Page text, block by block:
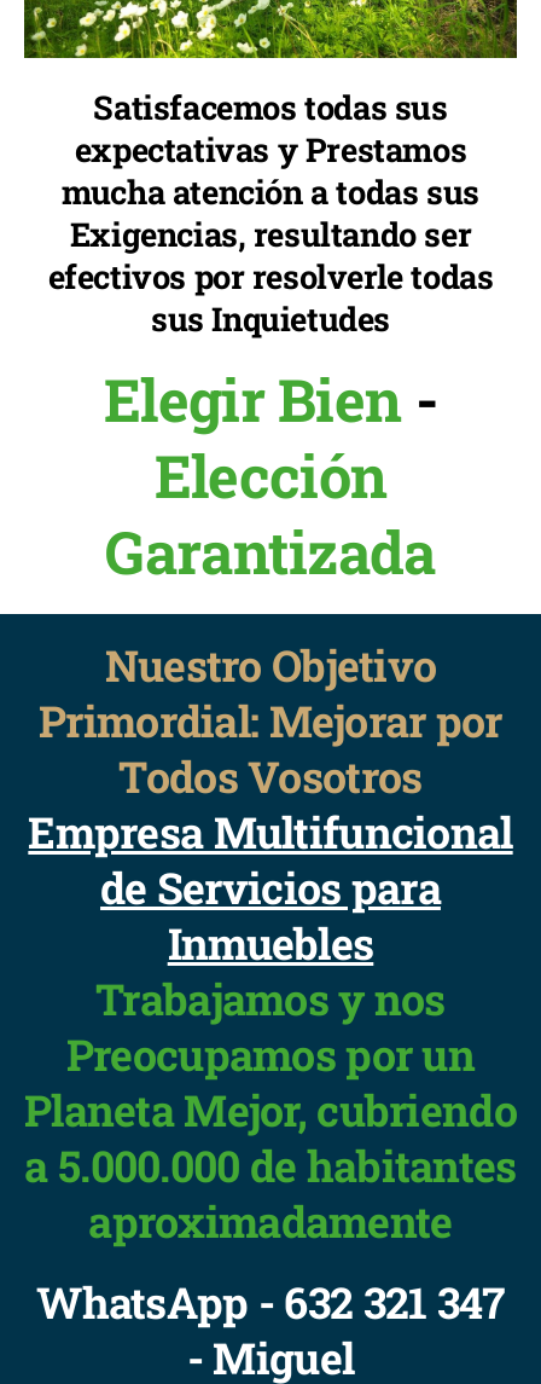
Satisfacemos todas sus
expectativas y Prestamos
mucha atención a todas sus
Exigencias, resultando ser
efectivos por resolverle todas
sus Inquietudes
Elegir Bien -
Elección
Garantizada
Nuestro Objetivo
Primordial: Mejorar por
Todos Vosotros
Empresa Multifuncional
de Servicios para
Inmuebles
Trabajamos y nos
Preocupamos por un
Planeta Mejor, cubriendo
a 5.000.000 de habitantes
aproximadamente
WhatsApp - 632 321 347
- Miguel